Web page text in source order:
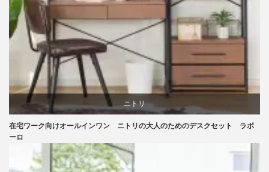
ニトリ
在宅ワーク向けオールインワン ニトリの大人のためのデスクセット ラボ
ーロ